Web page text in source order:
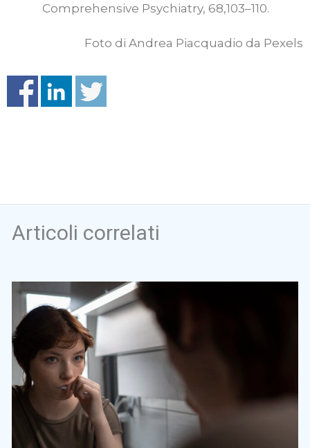
Comprehensive Psychiatry, 68,103–110.
Foto di Andrea Piacquadio da Pexels
Articoli correlati